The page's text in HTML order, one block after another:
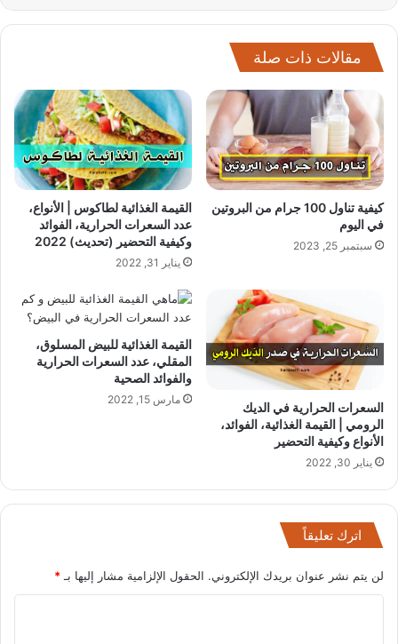
مقالات ذات صلة
كيفية تناول 100 جرام من البروتين
في اليوم
سبتمبر 25, 2023
القيمة الغذائية لطاكوس | الأنواع،
عدد السعرات الحرارية، الفوائد
وكيفية التحضير (تحديث) 2022
يناير 31, 2022
السعرات الحرارية في الديك
الرومي | القيمة الغذائية، الفوائد،
الأنواع وكيفية التحضير
يناير 30, 2022
القيمة الغذائية للبيض المسلوق،
المقلي، عدد السعرات الحرارية
والفوائد الصحية
مارس 15, 2022
اترك تعليقاً
لن يتم نشر عنوان بريدك الإلكتروني. الحقول الإلزامية مشار إليها بـ *